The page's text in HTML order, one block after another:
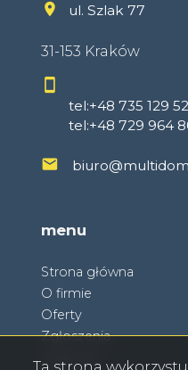
ul. Szlak 77
31-153 Kraków
tel:+48 735 129
tel:+48 729 964
menu
Strona główna
O firmie
Oferty
Zgłoszenia
Ta strona